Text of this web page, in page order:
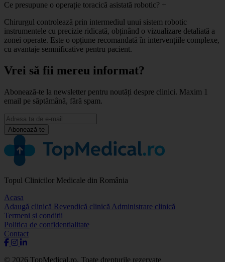
Ce presupune o operație toracică asistată robotic? +
Chirurgul controlează prin intermediul unui sistem robotic
instrumentele cu precizie ridicată, obținând o vizualizare detaliată a
zonei operate. Este o opțiune recomandată în intervențiile complexe,
cu avantaje semnificative pentru pacient.
Vrei să fii mereu informat?
Abonează-te la newsletter pentru noutăți despre clinici. Maxim 1
email pe săptămână, fără spam.
Abonează-te
Topul Clinicilor Medicale din România
Acasa
Adaugă clinică Revendică clinică Administrare clinică
Termeni și condiții
Politica de confidențialitate
Contact
© 2026 TopMedical.ro. Toate drepturile rezervate